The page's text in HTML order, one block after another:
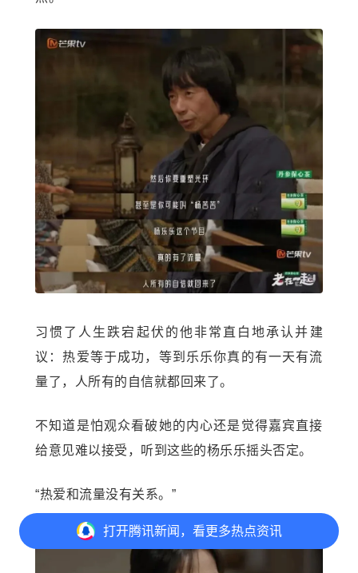
习惯了人生跌宕起伏的他非常直白地承认并建
议：热爱等于成功，等到乐乐你真的有一天有流
量了，人所有的自信就都回来了。
不知道是怕观众看破她的内心还是觉得嘉宾直接
给意见难以接受，听到这些的杨乐乐摇头否定。
“热爱和流量没有关系。”
打开腾讯新闻，看更多热点资讯